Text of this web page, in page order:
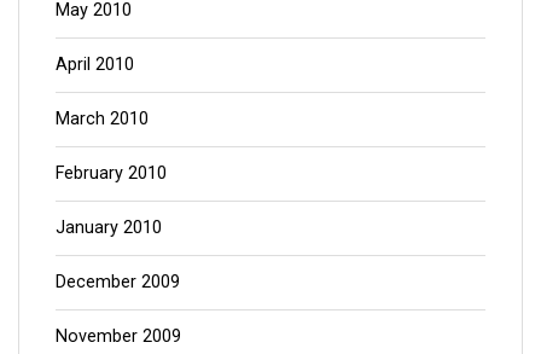
May 2010
April 2010
March 2010
February 2010
January 2010
December 2009
November 2009